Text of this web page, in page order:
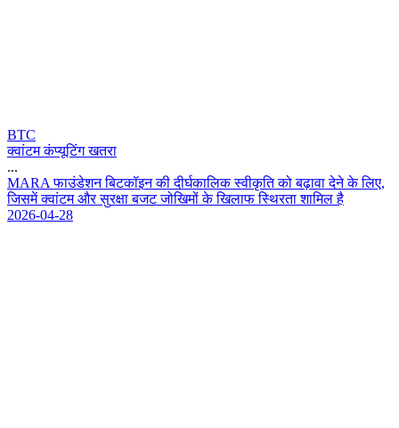
BTC
क्वांटम कंप्यूटिंग खतरा
...
MARA फउडशन बटकइन क दरकलक सवकत क बढव दन क लए,
जसम कवटम और सरक बजट जखम क खलफ सरत शमल ह
2026-04-28